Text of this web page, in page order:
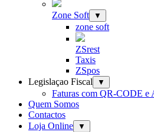
Zone Soft ▼
zone soft
ZSrest
Taxis
ZSpos
Legislaçao Fiscal
▼
Faturas com QR-CODE e
Quem Somos
Contactos
Loja Online
▼